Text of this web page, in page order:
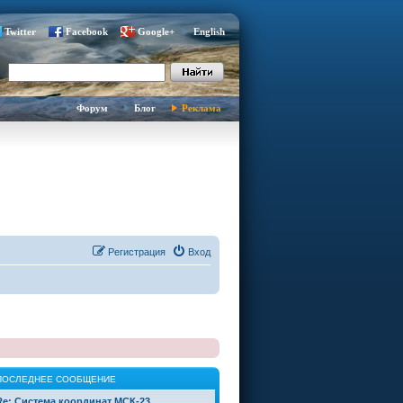
Twitter Facebook Google+ English
Форум Блог Реклама
Вход
Регистрация
СООБЩЕНИЕ